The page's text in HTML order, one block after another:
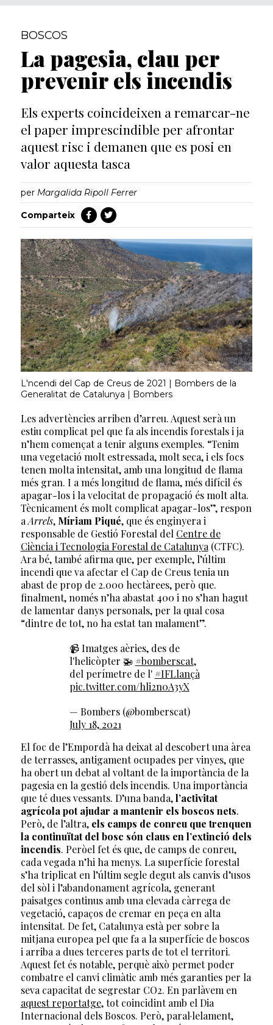
BOSCOS
La pagesia, clau per
prevenir els incendis
Els experts coincideixen a remarcar-ne
el paper imprescindible per afrontar
aquest risc i demanen que es posi en
valor aquesta tasca
per Margalida Ripoll Ferrer
Comparteix
L'ncendi del Cap de Creus de 2021 | Bombers de la
Generalitat de Catalunya | Bombers
Les advertències arriben d’arreu. Aquest serà un
estiu complicat pel que fa als incendis forestals i ja
n’hem començat a tenir alguns exemples. “Tenim
una vegetació molt estressada, molt seca, i els focs
tenen molta intensitat, amb una longitud de flama
més gran. I a més longitud de flama, més difícil és
apagar-los i la velocitat de propagació és molt alta.
Tècnicament és molt complicat apagar-los”, respon
a Arrels, Míriam Piqué, que és enginyera i
responsable de Gestió Forestal del Centre de
Ciència i Tecnologia Forestal de Catalunya (CTFC).
Ara bé, també afirma que, per exemple, l’últim
incendi que va afectar el Cap de Creus tenia un
abast de prop de 2.000 hectàrees, però que.
finalment, només n’ha abastat 400 i no s’han hagut
de lamentar danys personals, per la qual cosa
“dintre de tot, no ha estat tan malament”.
📹 Imatges aèries, des de
l'helicòpter 🚁 #bomberscat,
del perímetre de l' #IFLlançà
pic.twitter.com/hli2n0A3yX
— Bombers (@bomberscat)
July 18, 2021
El foc de l’Empordà ha deixat al descobert una àrea
de terrasses, antigament ocupades per vinyes, que
ha obert un debat al voltant de la importància de la
pagesia en la gestió dels incendis. Una importància
que té dues vessants. D’una banda,l’activitat
agrícola pot ajudar a mantenir els boscos nets.
Però, de l’altra, els camps de conreu que trenquen
la continuïtat del bosc són claus en l’extinció dels
incendis. Peròel fet és que, de camps de conreu,
cada vegada n’hi ha menys. La superfície forestal
s’ha triplicat en l’últim segle degut als canvis d’usos
del sòl i l’abandonament agrícola, generant
paisatges continus amb una elevada càrrega de
vegetació, capaços de cremar en peça en alta
intensitat. De fet, Catalunya està per sobre la
mitjana europea pel que fa a la superfície de boscos
i arriba a dues terceres parts de tot el territori.
Aquest fet és notable, perquè això permet poder
combatre el canvi climàtic amb més garanties per la
seva capacitat de segrestar CO2. En parlàvem en
aquest reportatge, tot coincidint amb el Dia
Internacional dels Boscos. Però, paral·lelament,